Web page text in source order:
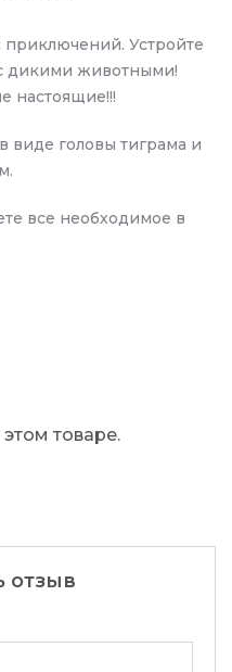
Устройте
дикими животными!
настоящие!!!
виде головы тиграма и
все необходимое в
товаре.
отзыв